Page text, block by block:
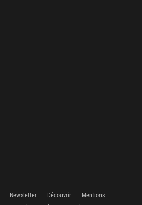
Newsletter Découvrir
Mentions